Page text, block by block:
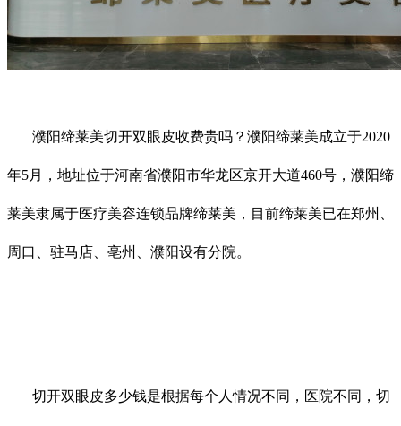
濮阳缔莱美切开双眼皮收费贵吗？濮阳缔莱美成立于2020
年5月，地址位于河南省濮阳市华龙区京开大道460号，濮阳缔
莱美隶属于医疗美容连锁品牌缔莱美，目前缔莱美已在郑州、
周口、驻马店、亳州、濮阳设有分院。
切开双眼皮多少钱是根据每个人情况不同，医院不同，切